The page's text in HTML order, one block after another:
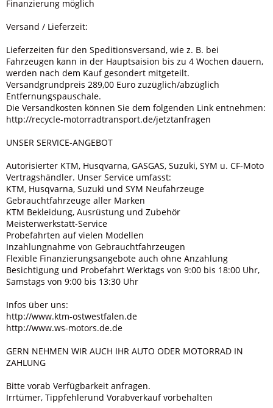
Finanzierung möglich
Versand / Lieferzeit:
Lieferzeiten für den Speditionsversand, wie z. B. bei
Fahrzeugen kann in der Hauptsaision bis zu 4 Wochen dauern,
werden nach dem Kauf gesondert mitgeteilt.
Versandgrundpreis 289,00 Euro zuzüglich/abzüglich
Entfernungspauschale.
Die Versandkosten können Sie dem folgenden Link entnehmen:
http://recycle-motorradtransport.de/jetztanfragen
UNSER SERVICE-ANGEBOT
Autorisierter KTM, Husqvarna, GASGAS, Suzuki, SYM u. CF-Moto
Vertragshändler. Unser Service umfasst:
KTM, Husqvarna, Suzuki und SYM Neufahrzeuge
Gebrauchtfahrzeuge aller Marken
­KTM Bekleidung, Ausrüstung und Zubehör
­Meisterwerkstatt-Service
Probefahrten auf vielen Modellen
­Inzahlungnahme von Gebrauchtfahrzeugen
­Flexible Finanzierungsangebote auch ohne Anzahlung
Besichtigung und Probefahrt Werktags von 9:00 bis 18:00 Uhr,
Samstags von 9:00 bis 13:30 Uhr
Infos über uns:
http://www.ktm-ostwestfalen.de
http://www.ws-motors.de.de
GERN NEHMEN WIR AUCH IHR AUTO ODER MOTORRAD IN
ZAHLUNG
Bitte vorab Verfügbarkeit anfragen.
Irrtümer, Tippfehlerund Vorabverkauf vorbehalten